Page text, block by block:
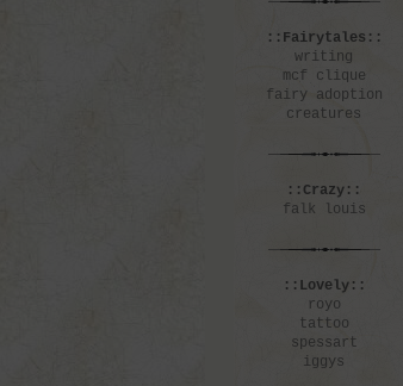
::Fairytales::
writing
mcf clique
fairy adoption
creatures
::Crazy::
falk louis
::Lovely::
royo
tattoo
spessart
iggys